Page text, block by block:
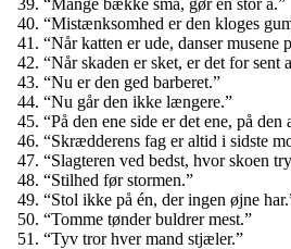
“Mistænksomhed er den kloges
“Når katten er ude, danser musene
“Når skaden er sket, er det for sent
“Nu er den ged barberet.”
“Nu går den ikke længere.”
“På den ene side er det ene, på den
“Skrædderens fag er altid i sidste
“Slagteren ved bedst, hvor skoen
“Stilhed før stormen.”
“Stol ikke på én, der ingen øjne
“Tomme tønder buldrer mest.”
“Tyv tror hver mand stjæler.”